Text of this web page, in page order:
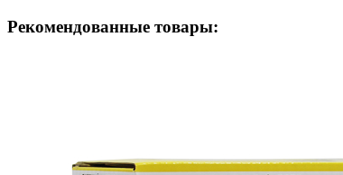
Рекомендованные товары: